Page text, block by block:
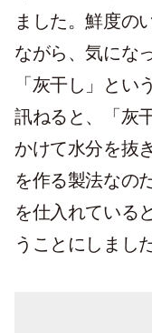
ました。鮮度の
ながら、気にな
「灰干し」とい
訊ねると、「灰
かけて水分を抜
を作る製法なの
を仕入れている
うことにしました